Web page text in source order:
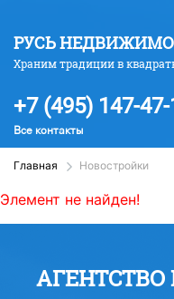
РУСЬ
Храним традиции в
+7 (495) 147-
Все контакты
Главная Новостройки
Элемент не найден!